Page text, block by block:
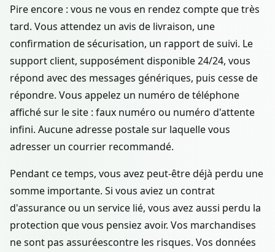
Pire encore : vous ne vous en rendez compte que très
tard. Vous attendez un avis de livraison, une
confirmation de sécurisation, un rapport de suivi. Le
support client, supposément disponible 24/24, vous
répond avec des messages génériques, puis cesse de
répondre. Vous appelez un numéro de téléphone
affiché sur le site : faux numéro ou numéro d'attente
infini. Aucune adresse postale sur laquelle vous
adresser un courrier recommandé.
Pendant ce temps, vous avez peut-être déjà perdu une
somme importante. Si vous aviez un contrat
d'assurance ou un service lié, vous avez aussi perdu la
protection que vous pensiez avoir. Vos marchandises
ne sont pas assuréescontre les risques. Vos données